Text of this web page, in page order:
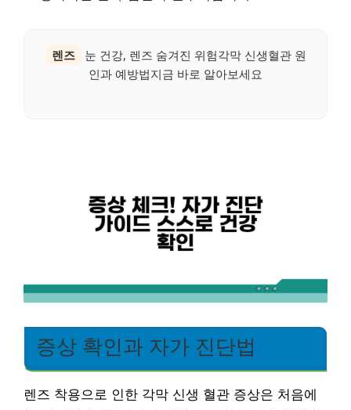
렌즈
눈 건강, 렌즈 숨겨진 위험각막 신생혈관 원
인과 예방법지금 바로 알아보세요
증상 확인과 자가 진단법
렌즈 착용으로 인한 각막 신생 혈관 증상은 처음에